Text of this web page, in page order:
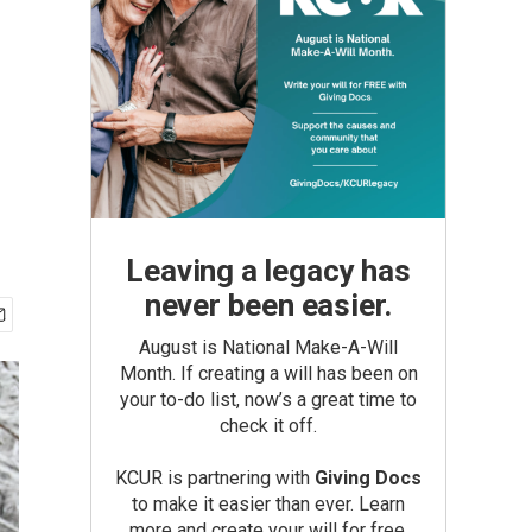
Leaving a legacy has
never been easier.
August is National Make-A-Will
Month. If creating a will has been on
your to-do list, now’s a great time to
check it off.
KCUR is partnering with Giving Docs
to make it easier than ever. Learn